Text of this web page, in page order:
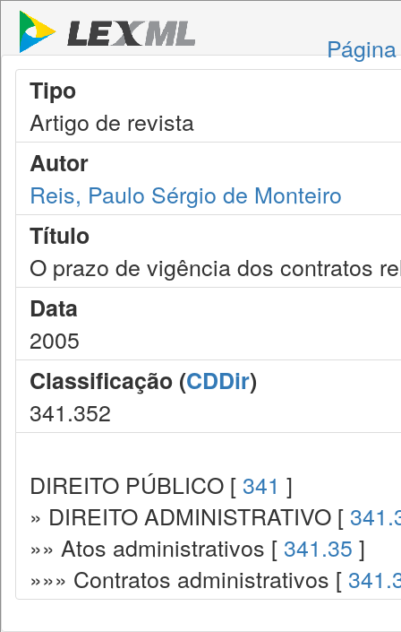
Tipo
Artigo de revista
Autor
Reis, Paulo Sérgio de Monteiro
Título
O prazo de vigência dos contratos
Data
2005
Classificação (CDDir)
341.352
DIREITO PÚBLICO [ 341 ]
» DIREITO ADMINISTRATIVO [
»» Atos administrativos [ 341.35 ]
»»» Contratos administrativos [